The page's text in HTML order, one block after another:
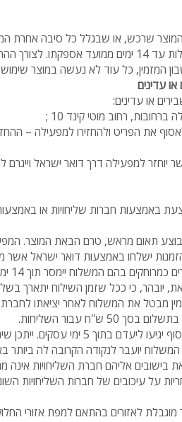
שרכש, או שבגלל כל סיבה אחרת
לעשות זאת בקלות וללא כל עלות עד 14
המזמין, כל עוד לא נעשה במוצר שימוש
עדינים
או עדינים:
רחוב מוטי קינד 10 ;
את הפריט ולהחזירו למפעילה –
יוחזר למפעילה דרך דואר ישראל וייגרם
באמצעות חברות שליחויות או
תאום מראש, טרם הבאת המוצר.
עם זאת, יובהר, כי ככל שזמן השילוח
מבטל את המשלוח לאחר יציאתו
ש"ח עבור השליחות.
במשלוחים באמצעות נקודת
יועבר לנקודה הקרובה לה ביותר
אליהם חברת השליחויות אינה
על עיכובים של חברות השליחויות
מוגבלת לאזורים בהתאם למפת אזורי